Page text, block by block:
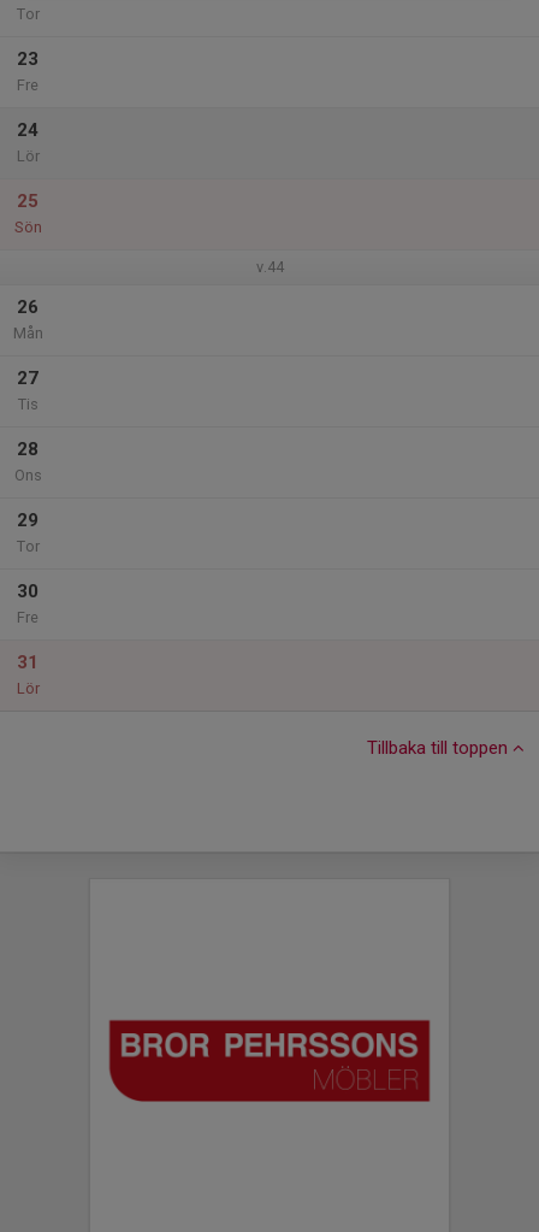
Tor
23
Fre
24
Lör
25
Sön
v.44
26
Mån
27
Tis
28
Ons
29
Tor
30
Fre
31
Lör
Tillbaka till toppen